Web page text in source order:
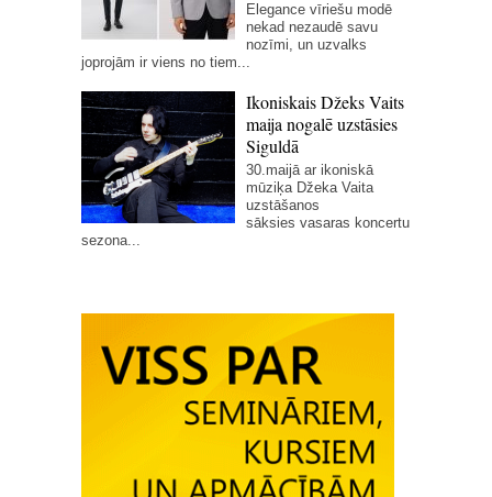
Elegance vīriešu modē
nekad nezaudē savu
nozīmi, un uzvalks
joprojām ir viens no tiem...
Ikoniskais Džeks Vaits
maija nogalē uzstāsies
Siguldā
30.maijā ar ikoniskā
mūziķa Džeka Vaita
uzstāšanos
sāksies vasaras koncertu
sezona...